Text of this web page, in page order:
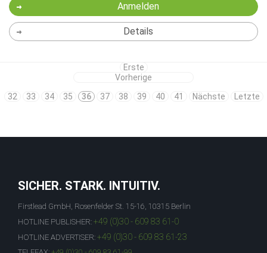
Anmelden
Details
Erste
Vorherige
32
33 34 35 36 37 38 39 40 41 Nächste Letzte
SICHER. STARK. INTUITIV.
Firstlead GmbH, Rosenfelder St. 15-16, 10315 Berlin
HOTLINE PUBLISHER: +49 (0)30 - 609 83 61-0
HOTLINE ADVERTISER: +49 (0)30 - 609 83 61-23